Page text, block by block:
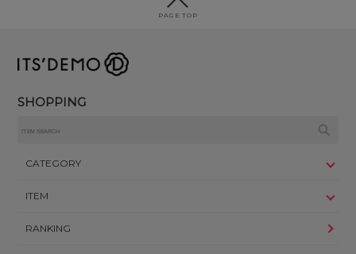
PAGE TOP
SHOPPING
CATEGORY
ITEM
RANKING